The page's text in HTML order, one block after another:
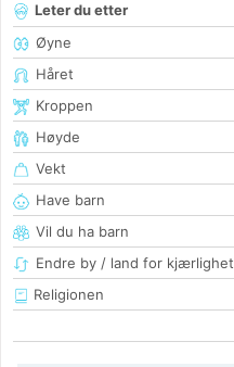
Leter du etter
Øyne
Håret
Kroppen
Høyde
Vekt
Have barn
Vil du ha barn
Endre by / land for kjærlighet
Religionen